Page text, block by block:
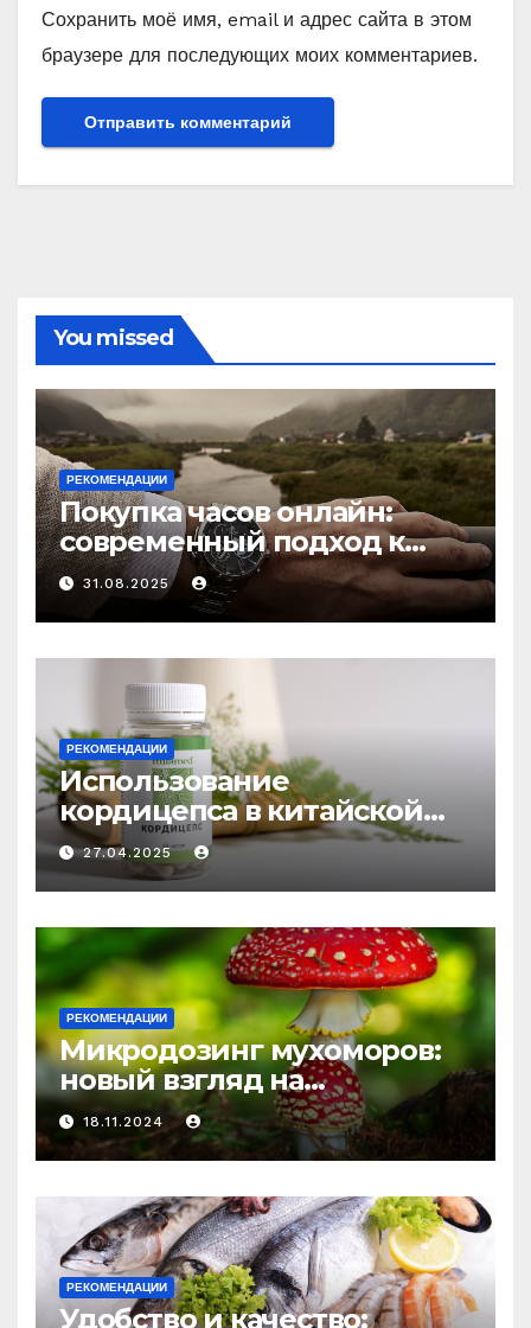
Сохранить моё имя, email и адрес сайта в этом
браузере для последующих моих комментариев.
You missed
РЕКОМЕНДАЦИИ
Покупка часов онлайн:
современный подход к
выбору аксессуаров
31.08.2025
РЕКОМЕНДАЦИИ
Использование
кордицепса в китайской
медицине: природное
средство против усталости
и истощения
27.04.2025
РЕКОМЕНДАЦИИ
Микродозинг мухоморов:
новый взгляд на
психоделику
18.11.2024
РЕКОМЕНДАЦИИ
Удобство и качество: